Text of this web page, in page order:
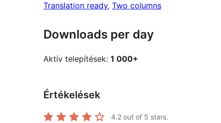
Translation ready, Two columns
Downloads per day
Aktív telepítések: 1 000+
Értékelések
4.2 out of 5 stars.